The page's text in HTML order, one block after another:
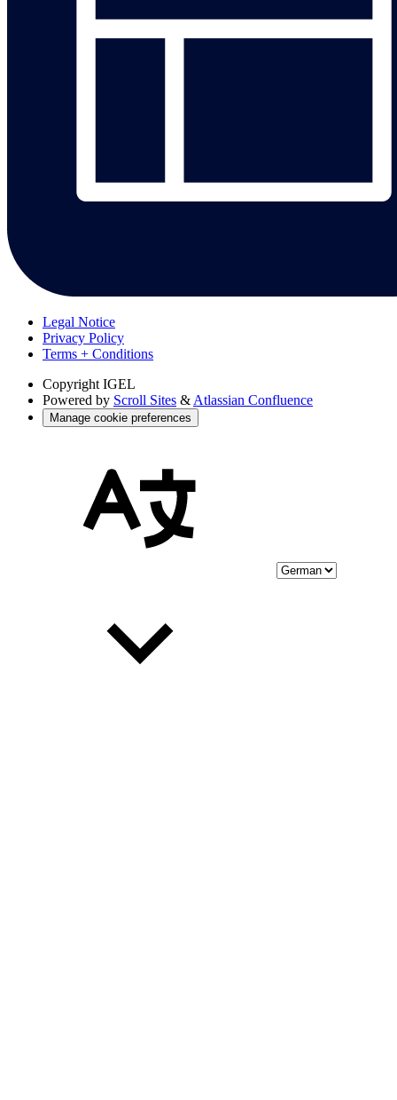
Legal Notice
Privacy Policy
Terms + Conditions
Copyright IGEL
Powered by Scroll Sites & Atlassian Confluence
Manage cookie preferences